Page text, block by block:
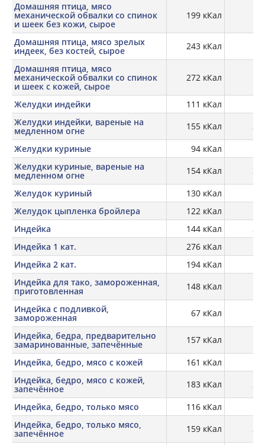
Домашняя птица, мясо
механической обвалки со спинок
и шеек без кожи, сырое
199 кКал
Домашняя птица, мясо зрелых
индеек, без костей, сырое 243 кКал
Домашняя птица, мясо
механической обвалки со спинок
и шеек с кожей, сырое
272 кКал
Желудки индейки 111 кКал
Желудки индейки, вареные на
медленном огне 155 кКал
Желудки куриные
94 кКал
Желудки куриные, вареные на
медленном огне 154 кКал
Желудок куриный
130 кКал
Желудок цыпленка бройлера
122 кКал
Индейка
144 кКал
Индейка 1 кат.
276 кКал
Индейка 2 кат.
194 кКал
Индейка для тако, замороженная,
приготовленная 148 кКал
Индейка с подливкой,
замороженная 67 кКал
Индейка, бедра, предварительно
замаринованные, запечённые 157 кКал
Индейка, бедро, мясо с кожей
161 кКал
Индейка, бедро, мясо с кожей,
запечённое 183 кКал
Индейка, бедро, только мясо
116 кКал
Индейка, бедро, только мясо,
запечённое 159 кКал